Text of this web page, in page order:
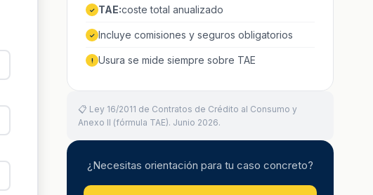
✓ TAE:coste total anualizado
✓ Incluye comisiones y seguros obligatorios
! Usura se mide siempre sobre TAE
📋 Ley 16/2011 de Contratos de Crédito al Consumo y
Anexo II (fórmula TAE). Junio 2026.
¿Necesitas orientación para tu caso concreto?